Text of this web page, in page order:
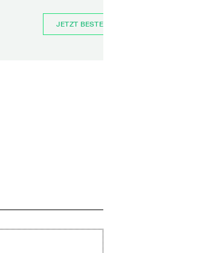
JETZT BESTELLEN